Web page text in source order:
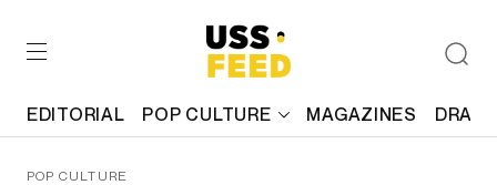
EDITORIAL POP CULTURE MAGAZINES
POP CULTURE